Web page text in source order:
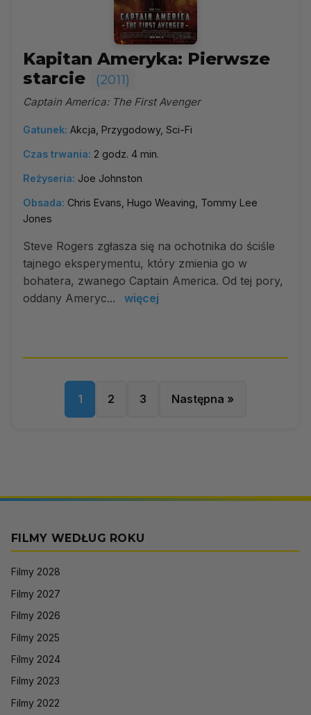
Kapitan Ameryka: Pierwsze
starcie
(2011)
Captain America: The First Avenger
Gatunek: Akcja, Przygodowy, Sci-Fi
Czas trwania: 2 godz. 4 min.
Reżyseria: Joe Johnston
Obsada: Chris Evans, Hugo Weaving, Tommy Lee
Jones
Steve Rogers zgłasza się na ochotnika do ściśle
tajnego eksperymentu, który zmienia go w
bohatera, zwanego Captain America. Od tej pory,
oddany Ameryc...
więcej
1 2 3 Następna »
FILMY WEDŁUG ROKU
Filmy 2028
Filmy 2027
Filmy 2026
Filmy 2025
Filmy 2024
Filmy 2023
Filmy 2022